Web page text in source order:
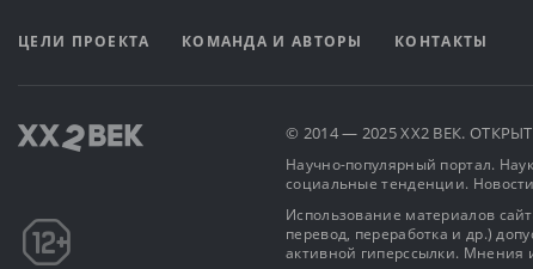
ЦЕЛИ ПРОЕКТА КОМАНДА И АВТОРЫ КОНТАКТЫ
© 2014 — 2025 XX2 ВЕК.
Научно-популярный портал.
социальные тенденции.
Использование материалов
перевод, переработка и др.)
активной гиперссылки. Мнения